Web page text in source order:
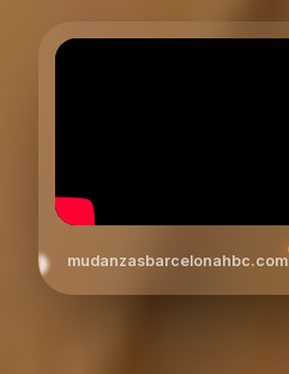
mudanzasbarcelonahbc.com